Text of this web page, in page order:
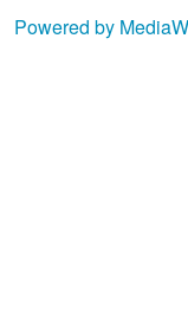
Powered by